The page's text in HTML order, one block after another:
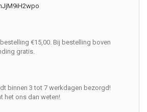
€15,00. Bij bestelling boven
gratis.
binnen 3 tot 7 werkdagen bezorgd!
het ons dan weten!